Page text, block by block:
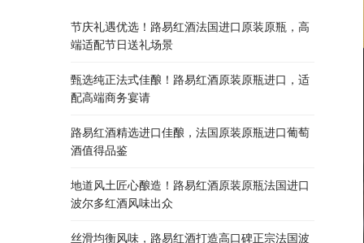
节庆礼遇优选！路易红酒法国进口原装原瓶，高
端适配节日送礼场景
甄选纯正法式佳酿！路易红酒原装原瓶进口，适
配高端商务宴请
路易红酒精选进口佳酿，法国原装原瓶进口葡萄
酒值得品鉴
地道风土匠心酿造！路易红酒原装原瓶法国进口
波尔多红酒风味出众
丝滑均衡风味，路易红酒打造高口碑正宗法国波